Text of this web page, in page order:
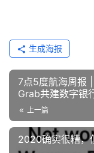
精
选
生成海报
7点5度航海周报
Grab共建数字银
万美元A轮融资
上一篇
2020确实很糟，